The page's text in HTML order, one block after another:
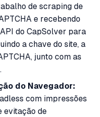
de scraping de
e recebendo
do CapSolver para
a chave do site, a
junto com as
do Navegador:
com impressões
evitação de